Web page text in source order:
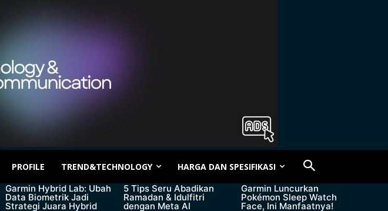
PROFILE TREND&TECHNOLOGY HARGA DAN SPESIFIKASI
Garmin Hybrid Lab: Ubah
Data Biometrik Jadi
Strategi Juara Hybrid
5 Tips Seru Abadikan
Ramadan & Idulfitri
dengan Meta AI
Garmin Luncurkan
Pokémon Sleep Watch
Face, Ini Manfaatnya!